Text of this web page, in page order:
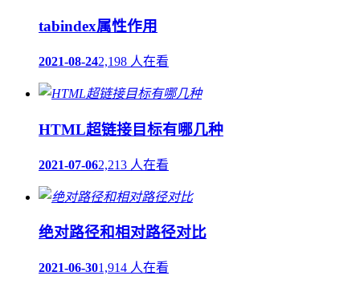
tabindex属性作用
2021-08-242,198 人在看
HTML超链接目标有哪几种
2021-07-062,213 人在看
绝对路径和相对路径对比
2021-06-301,914 人在看